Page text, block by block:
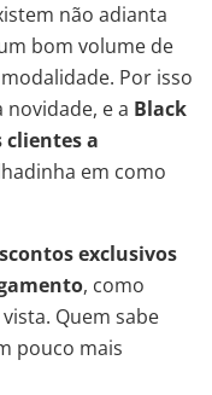
não adianta
bom volume de
Por isso
e a Black
clientes a
em como
exclusivos
, como
Quem sabe
pouco mais